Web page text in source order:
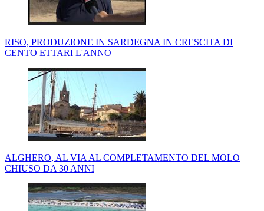
RISO, PRODUZIONE IN SARDEGNA IN CRESCITA DI
CENTO ETTARI L'ANNO
ALGHERO, AL VIA AL COMPLETAMENTO DEL MOLO
CHIUSO DA 30 ANNI